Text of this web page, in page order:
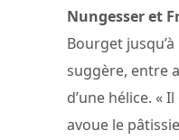
Nungesser et
Bourget jusqu’à
suggère, entre
d’une hélice. «
avoue le